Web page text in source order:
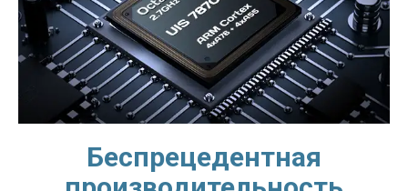
Беспрецедентная